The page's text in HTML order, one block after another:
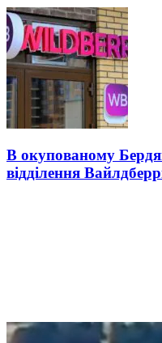
В окупованому
відділення